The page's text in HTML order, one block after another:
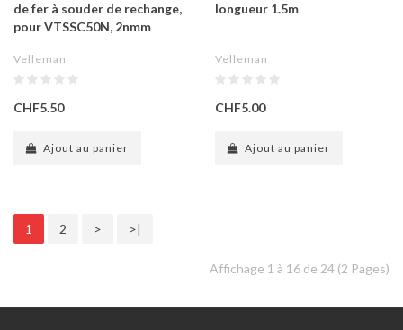
de fer à souder de rechange,
pour VTSSC50N, 2nmm
Velleman
CHF5.50
Ajout au panier
longueur 1.5m
Velleman
CHF5.00
Ajout au panier
1 2 > >|
Affichage 1 à 16 de 24 (2 Pages)